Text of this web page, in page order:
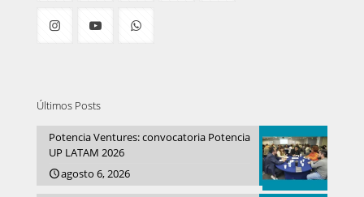
Últimos Posts
Potencia Ventures: convocatoria Potencia
UP LATAM 2026
agosto 6, 2026